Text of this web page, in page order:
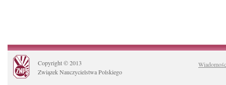
Copyright © 2013
Związek Nauczycielstwa Polskiego